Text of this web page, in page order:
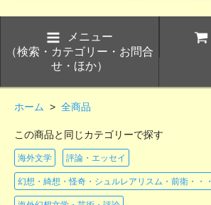
メニュー
（検索・カテゴリー・お問合
せ・ほか）
ホーム > 全商品
この商品と同じカテゴリーで探す
海外文学 評論・エッセイ
幻想・綺想・怪奇・シュルレアリスム・前衛・・・